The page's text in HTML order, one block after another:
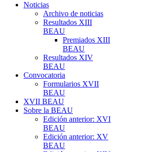
Noticias
Archivo de noticias
Resultados XIII
BEAU
Premiados XIII
BEAU
Resultados XIV
BEAU
Convocatoria
Formularios XVII
BEAU
XVII BEAU
Sobre la BEAU
Edición anterior: XVI
BEAU
Edición anterior: XV
BEAU